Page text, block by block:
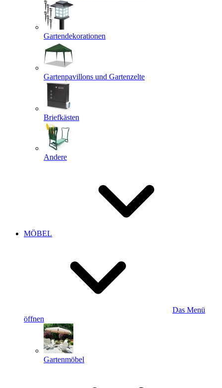
Gartendekorationen
Gartenpavillons und Gartenzelte
Briefkästen
Andere
MÖBEL
Das Menü
öffnen
Gartenmöbel